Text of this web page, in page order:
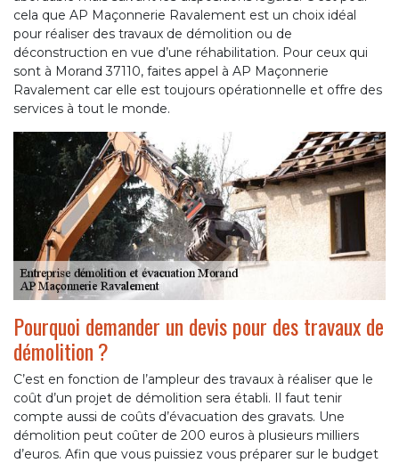
cela que AP Maçonnerie Ravalement est un choix idéal
pour réaliser des travaux de démolition ou de
déconstruction en vue d’une réhabilitation. Pour ceux qui
sont à Morand 37110, faites appel à AP Maçonnerie
Ravalement car elle est toujours opérationnelle et offre des
services à tout le monde.
Pourquoi demander un devis pour des travaux de
démolition ?
C’est en fonction de l’ampleur des travaux à réaliser que le
coût d’un projet de démolition sera établi. Il faut tenir
compte aussi de coûts d’évacuation des gravats. Une
démolition peut coûter de 200 euros à plusieurs milliers
d’euros. Afin que vous puissiez vous préparer sur le budget